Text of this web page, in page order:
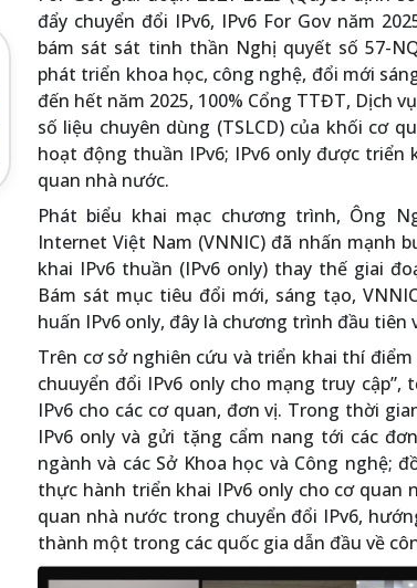
đẩy chuyển đổi IPv6, IPv6 For Gov năm
bám sát sát tinh thần Nghị quyết số 57-
phát triển khoa học, công nghệ, đổi mới
đến hết năm 2025, 100% Cổng TTĐT, Dịch
số liệu chuyên dùng (TSLCD) của khối cơ
hoạt động thuần IPv6; IPv6 only được
quan nhà nước.
Phát biểu khai mạc chương trình, Ông
Internet Việt Nam (VNNIC) đã nhấn mạnh
khai IPv6 thuần (IPv6 only) thay thế giai
Bám sát mục tiêu đổi mới, sáng tạo,
huấn IPv6 only, đây là chương trình đầu tiên
Trên cơ sở nghiên cứu và triển khai thí
chuuyển đổi IPv6 only cho mạng truy
IPv6 cho các cơ quan, đơn vị. Trong thời
IPv6 only và gửi tặng cẩm nang tới các
ngành và các Sở Khoa học và Công nghệ;
thực hành triển khai IPv6 only cho cơ quan
quan nhà nước trong chuyển đổi IPv6,
thành một trong các quốc gia dẫn đầu về